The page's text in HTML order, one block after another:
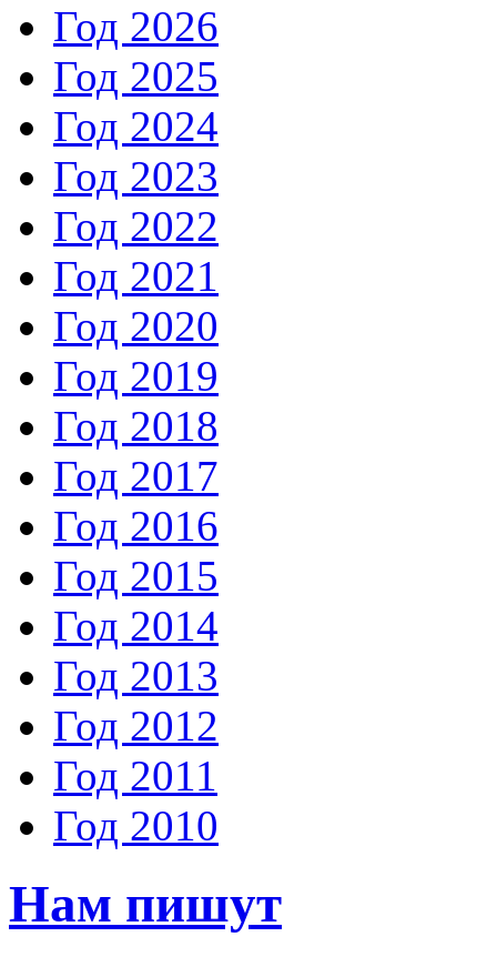
Год 2026
Год 2025
Год 2024
Год 2023
Год 2022
Год 2021
Год 2020
Год 2019
Год 2018
Год 2017
Год 2016
Год 2015
Год 2014
Год 2013
Год 2012
Год 2011
Год 2010
Нам пишут